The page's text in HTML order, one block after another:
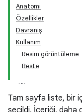
Anatomi
Özellikler
Davranış
Kullanım
Resim görüntüleme
Beste
Tam sayfa liste, bir
seçildi. İçeriği, daha